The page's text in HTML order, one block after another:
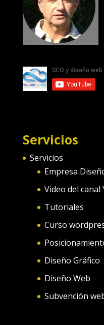
Servicios
Servicios
Empresa
Video del canal
Tutoriales
Curso
Diseño Gráfico
Diseño Web
Subvención